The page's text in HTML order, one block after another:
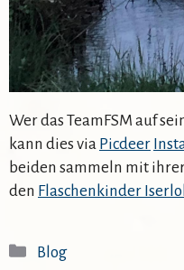
Wer das TeamFSM auf
kann dies via Picdeer
beiden sammeln mit
den Flaschenkinder
Kategorien
Blog